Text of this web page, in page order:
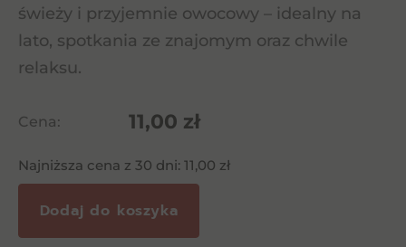
świeży i przyjemnie owocowy – idealny na
lato, spotkania ze znajomym oraz chwile
relaksu.
Cena: 11,00 zł
Najniższa cena z 30 dni: 11,00 zł
Dodaj do koszyka